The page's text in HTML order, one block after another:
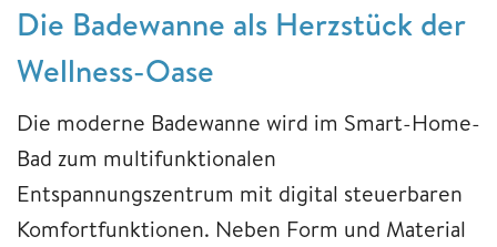
Die Badewanne als Herzstück der
Wellness-Oase
Die moderne Badewanne wird im Smart-Home-
Bad zum multifunktionalen
Entspannungszentrum mit digital steuerbaren
Komfortfunktionen. Neben Form und Material